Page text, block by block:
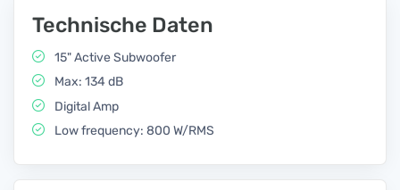
Technische Daten
15" Active Subwoofer
Max: 134 dB
Digital Amp
Low frequency: 800 W/RMS